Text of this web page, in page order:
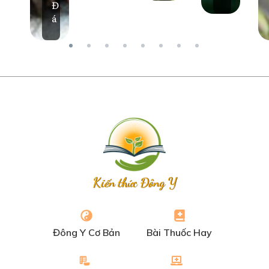
Đ
á
Kiến thức Đông Y
Đông Y Cơ Bản Bài Thuốc Hay